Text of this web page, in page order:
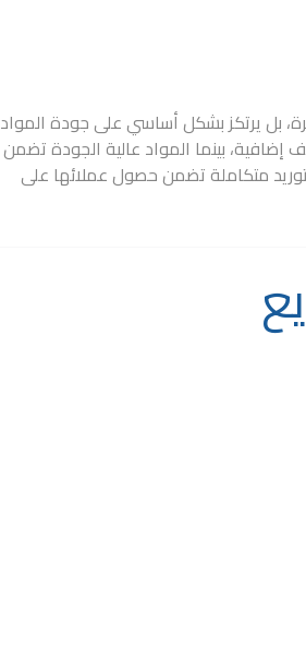
بل يرتكز بشكل أساسي علىجودة المواد
إضافية، بينما المواد عالية الجودة تضمن
متكاملة تضمن حصول عملائها على